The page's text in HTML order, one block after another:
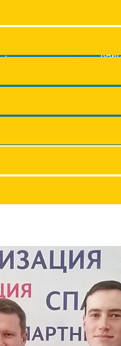
помог
С УСПЕХОМ